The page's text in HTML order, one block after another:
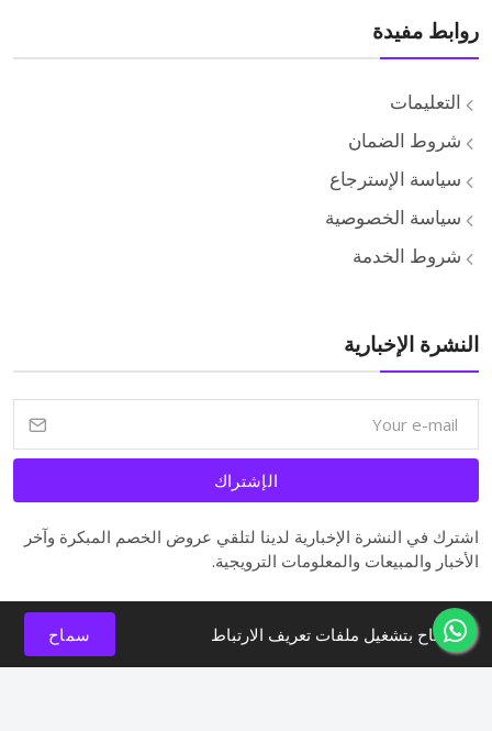
روابط مفيدة
التعليمات
شروط الضمان
سياسة الإسترجاع
سياسة الخصوصية
شروط الخدمة
النشرة الإخبارية
الإشتراك
اشترك في النشرة الإخبارية لدينا لتلقي عروض الخصم المبكرة وآخر
الأخبار والمبيعات والمعلومات الترويجية.
السماح بتشغيل ملفات تعريف الارتباط سماح